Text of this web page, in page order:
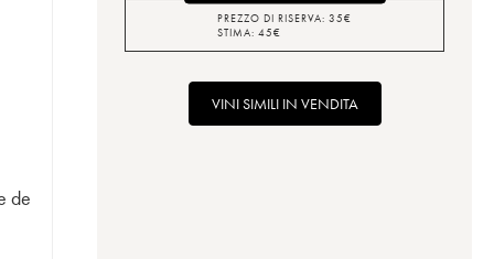
de
PREZZO DI RISERVA: 35€
STIMA: 45€
VINI SIMILI IN VENDITA